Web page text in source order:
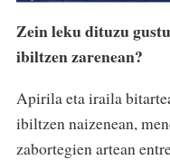
Zein leku dituzu
ibiltzen zarenean?
Apirila eta iraila
ibiltzen naizenean,
zabortegien artean